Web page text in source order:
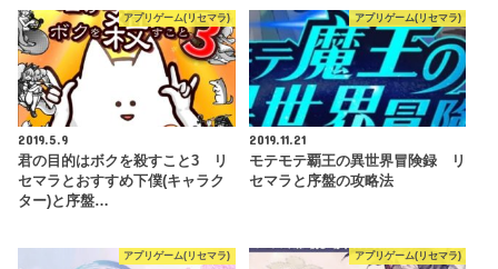
アプリゲーム(リセマラ)
2019.5.9
君の目的はボクを殺すこと3 リ
セマラとおすすめ下僕(キャラク
ター)と序盤…
アプリゲーム(リセマラ)
2019.11.21
モテモテ覇王の異世界冒険録 リ
セマラと序盤の攻略法
アプリゲーム(リセマラ) アプリゲーム(リセマラ)